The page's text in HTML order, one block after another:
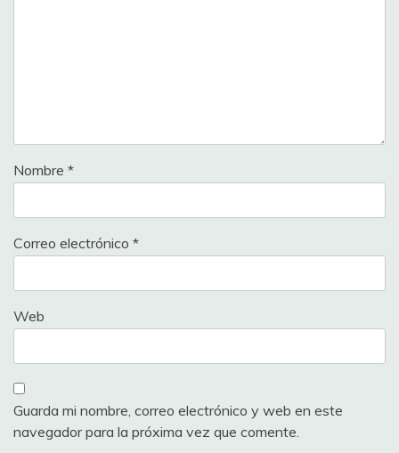
Nombre *
Correo electrónico *
Web
Guarda mi nombre, correo electrónico y web en este
navegador para la próxima vez que comente.